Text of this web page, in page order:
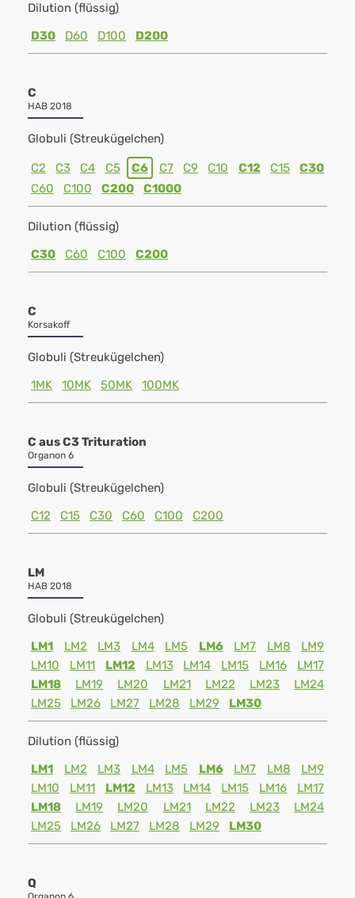
Dilution (flüssig)
D30
D60 D100 D200
C
HAB 2018
Globuli (Streukügelchen)
C2 C3 C4 C5 C6 C7 C9 C10 C12 C15
C30
C60
C100 C200 C1000
Dilution (flüssig)
C30
C60 C100 C200
C
Korsakoff
Globuli (Streukügelchen)
1MK
10MK 50MK 100MK
C aus C3 Trituration
Organon 6
Globuli (Streukügelchen)
C12
C15 C30 C60 C100 C200
LM
HAB 2018
Globuli (Streukügelchen)
LM1
LM2 LM3 LM4 LM5 LM6 LM7 LM8
LM9
LM10
LM11 LM12 LM13 LM14 LM15 LM16
LM17
LM18
LM19 LM20 LM21 LM22 LM23
LM24
LM25
LM26 LM27 LM28 LM29 LM30
Dilution (flüssig)
LM1
LM2 LM3 LM4 LM5 LM6 LM7 LM8
LM9
LM10
LM11 LM12 LM13 LM14 LM15 LM16
LM17
LM18
LM19 LM20 LM21 LM22 LM23
LM24
LM25
LM26 LM27 LM28 LM29 LM30
Q